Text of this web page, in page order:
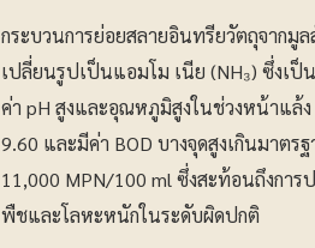
กระบวนการย่อยสลายอินทรียวัตถุจากมู
เปลี่ยนรูปเป็นแอมโม เนีย (NH₃) ซึ่งเ
ค่า pH สูงและอุณหภูมิสูงในช่วงหน้าแล้
9.60 และมีค่า BOD บางจุดสูงเกินมาต
11,000 MPN/100 ml ซึ่งสะท้อนถึงกา
พืชและโลหะหนักในระดับผิดปกติ